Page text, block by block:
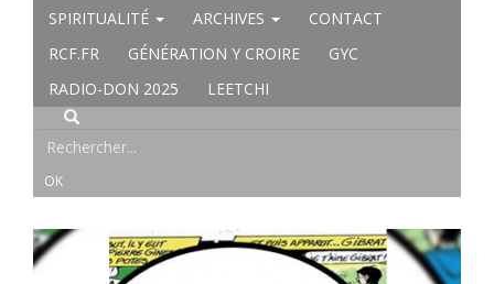
SPIRITUALITÉ
ARCHIVES
CONTACT
RCF.FR
GÉNÉRATION Y CROIRE
GYC
RADIO-DON 2025
LEETCHI